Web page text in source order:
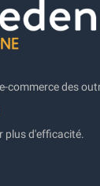
commerce des
plus d'efficacité.